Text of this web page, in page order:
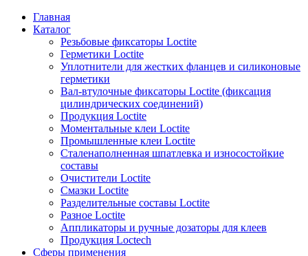
Главная
Каталог
Резьбовые фиксаторы Loctite
Герметики Loctite
Уплотнители для жестких фланцев и силиконовые
герметики
Вал-втулочные фиксаторы Loctite (фиксация
цилиндрических соединений)
Продукция Loctite
Моментальные клеи Loctite
Промышленные клеи Loctite
Сталенаполненная шпатлевка и износостойкие
составы
Очистители Loctite
Смазки Loctite
Разделительные составы Loctite
Разное Loctite
Аппликаторы и ручные дозаторы для клеев
Продукция Loctech
Сферы применения